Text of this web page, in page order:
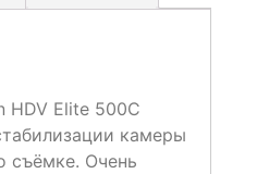
HDV Elite 500С
камеры
съёмке. Очень